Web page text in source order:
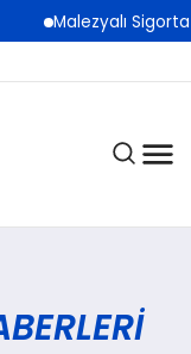
Malezyalı Sigorta